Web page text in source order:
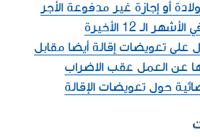
أو إجازة غير مدفوعة الأجر
12 الأخيرة
على تعويضات إقالة أيضا مقابل
عن العمل عقب الاضراب
حول تعويضات الإقالة